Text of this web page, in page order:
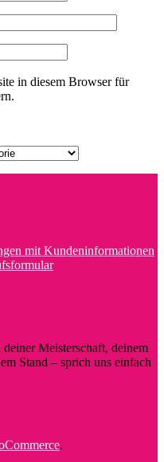
in diesem Browser für
mit Kundeninformationen
Meisterschaft, deinem
Stand – sprich uns einfach
.